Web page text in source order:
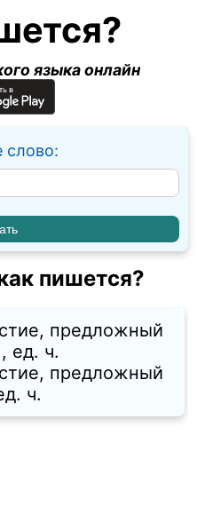
языка онлайн
слово:
пишется?
предложный
ед. ч.
предложный
ч.